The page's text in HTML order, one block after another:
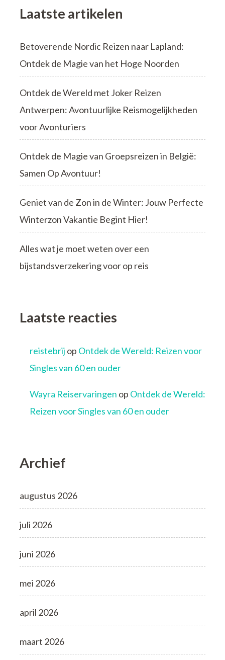
Laatste artikelen
Betoverende Nordic Reizen naar Lapland:
Ontdek de Magie van het Hoge Noorden
Ontdek de Wereld met Joker Reizen
Antwerpen: Avontuurlijke Reismogelijkheden
voor Avonturiers
Ontdek de Magie van Groepsreizen in België:
Samen Op Avontuur!
Geniet van de Zon in de Winter: Jouw Perfecte
Winterzon Vakantie Begint Hier!
Alles wat je moet weten over een
bijstandsverzekering voor op reis
Laatste reacties
reistebrij op Ontdek de Wereld: Reizen voor
Singles van 60 en ouder
Wayra Reiservaringen op Ontdek de Wereld:
Reizen voor Singles van 60 en ouder
Archief
augustus 2026
juli 2026
juni 2026
mei 2026
april 2026
maart 2026